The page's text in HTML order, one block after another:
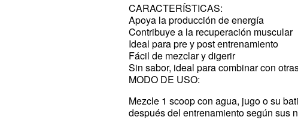
CARACTERÍSTICAS:
Apoya la producción de energía
Contribuye a la recuperación muscular
Ideal para pre y post entrenamiento
Fácil de mezclar y digerir
Sin sabor, ideal para combinar con
MODO DE USO:
Mezcle 1 scoop con agua, jugo o su
después del entrenamiento según sus